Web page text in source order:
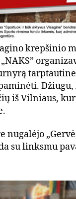
krepšinio
iš Vilniaus,
su linksmu